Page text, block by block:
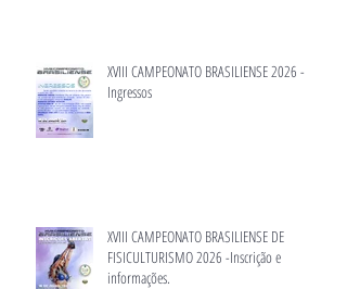
XVIII CAMPEONATO BRASILIENSE 2026 -
Ingressos
XVIII CAMPEONATO BRASILIENSE DE
FISICULTURISMO 2026 -Inscrição e
informações.